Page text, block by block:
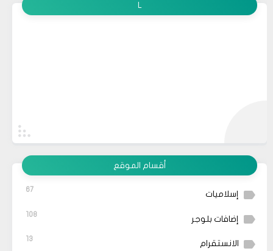
L
أقسام الموقع
إسلاميات 67
إضافات بلوجر 108
الانستقرام 13